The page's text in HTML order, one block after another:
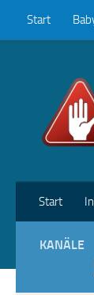
Zum Inhalt
Start
Start
KANÄLE